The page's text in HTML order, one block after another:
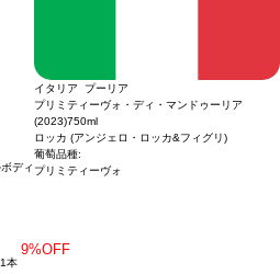
ディ
イタリア プーリア
プリミティーヴォ・ディ・マンドゥーリア
(2023)750ml
ロッカ (アンジェロ・ロッカ&フィグリ)
葡萄品種:
プリミティーヴォ
本
9%OFF